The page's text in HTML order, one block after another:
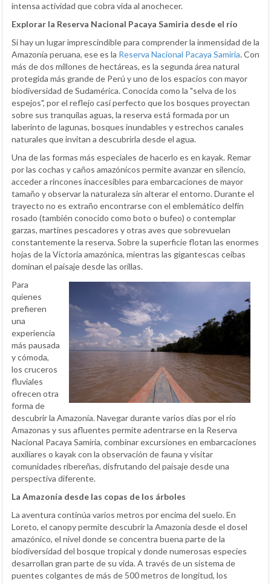
intensa actividad que cobra vida al anochecer.
Explorar la Reserva Nacional Pacaya Samiria desde el río
Si hay un lugar imprescindible para comprender la inmensidad de la
Amazonía peruana, ese es la Reserva Nacional Pacaya Samiria. Con
más de dos millones de hectáreas, es la segunda área natural
protegida más grande de Perú y uno de los espacios con mayor
biodiversidad de Sudamérica. Conocida como la "selva de los
espejos", por el reflejo casi perfecto que los bosques proyectan
sobre sus tranquilas aguas, la reserva está formada por un
laberinto de lagunas, bosques inundables y estrechos canales
naturales que invitan a descubrirla desde el agua.
Una de las formas más especiales de hacerlo es en kayak. Remar
por las cochas y caños amazónicos permite avanzar en silencio,
acceder a rincones inaccesibles para embarcaciones de mayor
tamaño y observar la naturaleza sin alterar el entorno. Durante el
trayecto no es extraño encontrarse con el emblemático delfín
rosado (también conocido como boto o bufeo) o contemplar
garzas, martines pescadores y otras aves que sobrevuelan
constantemente la reserva. Sobre la superficie flotan las enormes
hojas de la Victoria amazónica, mientras las gigantescas ceibas
dominan el paisaje desde las orillas.
Para
quienes
prefieren
una
experiencia
más pausada
y cómoda,
los cruceros
fluviales
ofrecen otra
forma de
descubrir la Amazonía. Navegar durante varios días por el río
Amazonas y sus afluentes permite adentrarse en la Reserva
Nacional Pacaya Samiria, combinar excursiones en embarcaciones
auxiliares o kayak con la observación de fauna y visitar
comunidades ribereñas, disfrutando del paisaje desde una
perspectiva diferente.
La Amazonía desde las copas de los árboles
La aventura continúa varios metros por encima del suelo. En
Loreto, el canopy permite descubrir la Amazonía desde el dosel
amazónico, el nivel donde se concentra buena parte de la
biodiversidad del bosque tropical y donde numerosas especies
desarrollan gran parte de su vida. A través de un sistema de
puentes colgantes de más de 500 metros de longitud, los